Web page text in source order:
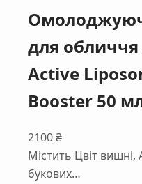
для
Active
Booster 50
2100₴
Містить Цвіт вишні,
букових…